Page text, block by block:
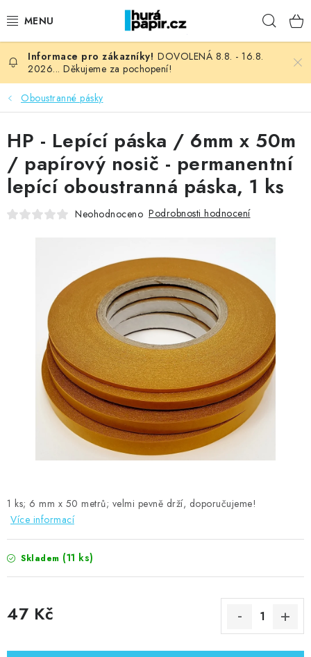
na
NOVINKY
HURÁ DÍLNA
VŠECHNO ZBOŽÍ
KNIHAŘSKÝ MATERIÁL
FOTORECENZE
MOJE OBJEDNÁVKA
ZNAČKY
Doprava Kontakty Moje objednávka
Oblíbené ♥️
Hodnocení obchodu
Obchodní podmínky
Podmínky ochrany osobních údajů
Ověřování recenzí
DOVOLENÁ 8.8. - 16.8.
2026... Děkujeme za pochopení!
Oboustranné pásky
1 ks; 6 mm x 50 metrů; velmi pevně drží, doporučujeme!
Více informací
Skladem (11 ks)
47 Kč
HP - Lepící páska / 6mm x 50m
/ papírový nosič - permanentní
lepící oboustranná páska, 1 ks
Neohodnoceno Podrobnosti hodnocení